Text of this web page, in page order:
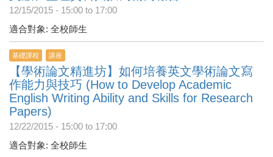
12/15/2015 - 15:00 to 17:00
適合對象: 全校師生
基礎課程 講座
【學術論文精進坊】如何培養英文學術論文寫
作能力與技巧 (How to Develop Academic
English Writing Ability and Skills for Research
Papers)
12/22/2015 - 15:00 to 17:00
適合對象: 全校師生